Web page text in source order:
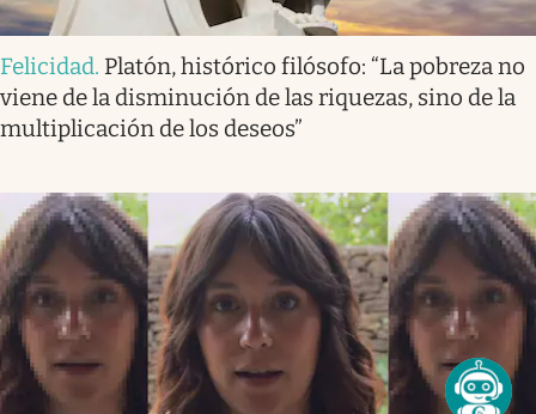
Felicidad. Platón, histórico filósofo: “La pobreza no
viene de la disminución de las riquezas, sino de la
multiplicación de los deseos”